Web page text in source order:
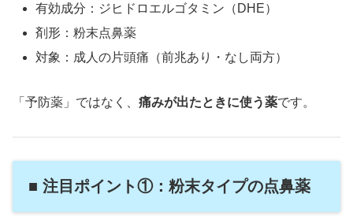
有効成分：ジヒドロエルゴタミン（DHE）
剤形：粉末点鼻薬
対象：成人の片頭痛（前兆あり・なし両方）
「予防薬」ではなく、 痛みが出たときに使う薬です。
■ 注目ポイント①：粉末タイプの点鼻薬